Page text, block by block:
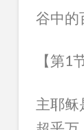
谷中的
【第1
主耶稣